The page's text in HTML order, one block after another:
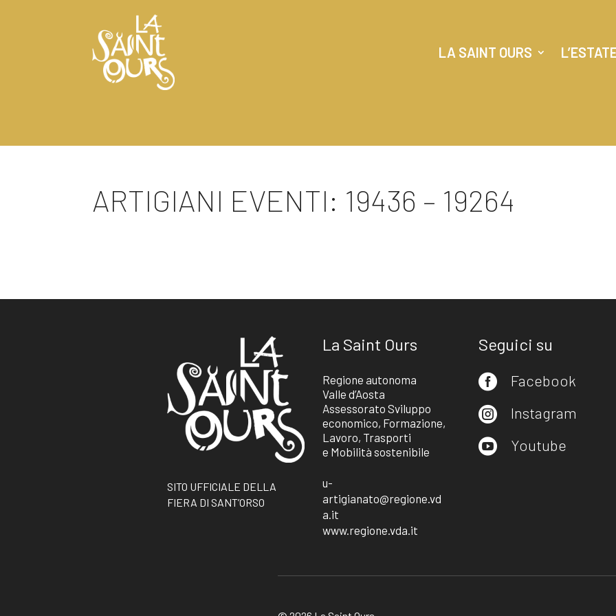
LA SAINT OURS
ARTIGIANI EVENTI: 19436 – 19264
SITO UFFICIALE DELLA
FIERA DI SANT’ORSO
La Saint Ours
Regione autonoma
Valle d’Aosta
Assessorato Sviluppo
economico, Formazione,
Lavoro, Trasporti
e Mobilità sostenibile
u-
artigianato@regione.vd
a.it
www.regione.vda.it
Seguici su
 Facebook
 Instagram
 Youtube